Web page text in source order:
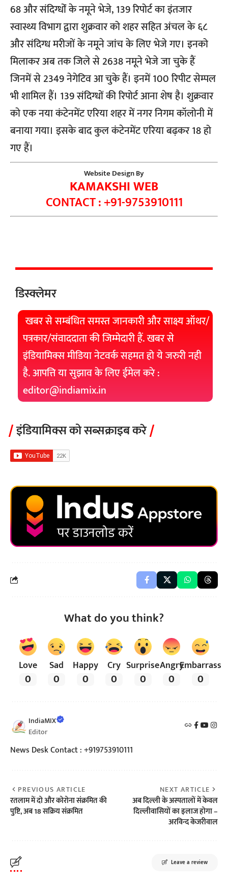
68 और संदिग्धोंं के नमूने भेजे, 139 रिपोर्ट का इंतजार
स्वास्थ्य विभाग द्वारा शुक्रवार को शहर सहित अंचल के ६८
और संदिग्ध मरीजों के नमूने जांच के लिए भेजे गए। इनको
मिलाकर अब तक जिले से 2638 नमूने भेजे जा चुके हैं
जिनमें से 2349 नेगेटिव आ चुके हैं। इनमें 100 रिपीट सेम्पल
भी शामिल हैं। 139 संदिग्धों की रिपोर्ट आना शेष है। शुक्रवार
को एक नया कंटेनमेंट एरिया शहर में नगर निगम कॉलोनी में
बनाया गया। इसके बाद कुल कंटेनमेंट एरिया बढ़कर 18 हो
गए हैं।
Website Design By
KAMAKSHI WEB
CONTACT : +91-9753910111
डिस्क्लेमर
खबर से सम्बंधित समस्त जानकारी और साक्ष्य ऑथर/
पत्रकार/संवाददाता की जिम्मेदारी हैं. खबर से
इंडियामिक्स मीडिया नेटवर्क सहमत हो ये जरुरी नही
है. आपत्ति या सुझाव के लिए ईमेल करे :
editor@indiamix.in
इंडियामिक्स को सब्सक्राइब करे
What do you think?
Love
0
Sad
0
Happy
0
Cry
0
Surprise
0
Angry
0
Embarrass
0
IndiaMIX
Editor
News Desk Contact : +919753910111
PREVIOUS ARTICLE
रतलाम में दो और कोरोना संक्रमित की
पुष्टि, अब 18 सक्रिय संक्रमित
NEXT ARTICLE
अब दिल्ली के अस्पतालों में केवल
दिल्लीवासियों का इलाज होगा –
अरविन्द केजरीवाल
Leave a review